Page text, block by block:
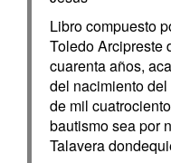
Libro compuesto
Toledo Arcipreste
cuarenta años,
del nacimiento
de mil
bautismo sea por
Talavera